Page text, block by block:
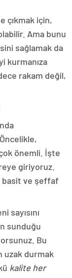
çıkmak için,
Ama bunu
sağlamak da
kurmanıza
rakam değil,
önemli. İşte
giriyoruz.
basit ve şeffaf
sayısını
sunduğu
Bu
uzak durmak
kalite her